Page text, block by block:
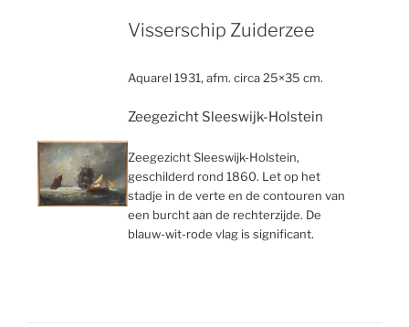
Visserschip Zuiderzee
Aquarel 1931, afm. circa 25×35 cm.
Zeegezicht Sleeswijk-Holstein
Zeegezicht Sleeswijk-Holstein,
geschilderd rond 1860. Let op het
stadje in de verte en de contouren van
een burcht aan de rechterzijde. De
blauw-wit-rode vlag is significant.